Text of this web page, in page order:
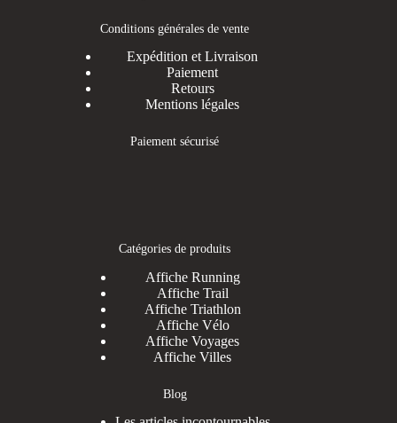
Conditions générales de vente
Expédition et Livraison
Paiement
Retours
Mentions légales
Paiement sécurisé
Catégories de produits
Affiche Running
Affiche Trail
Affiche Triathlon
Affiche Vélo
Affiche Voyages
Affiche Villes
Blog